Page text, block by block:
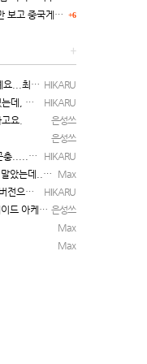
+6
임?으로 오해했던
+
HIKARU
일은....
HIKARU
ㅎ ㅎ)
은성쓰
요.
은성쓰
HIKARU
죠...
Max
판 ㅡ..ㅡy~
HIKARU
셨다!!!...
은성쓰
는데요 ㅎㅎㅎ
Max
Max